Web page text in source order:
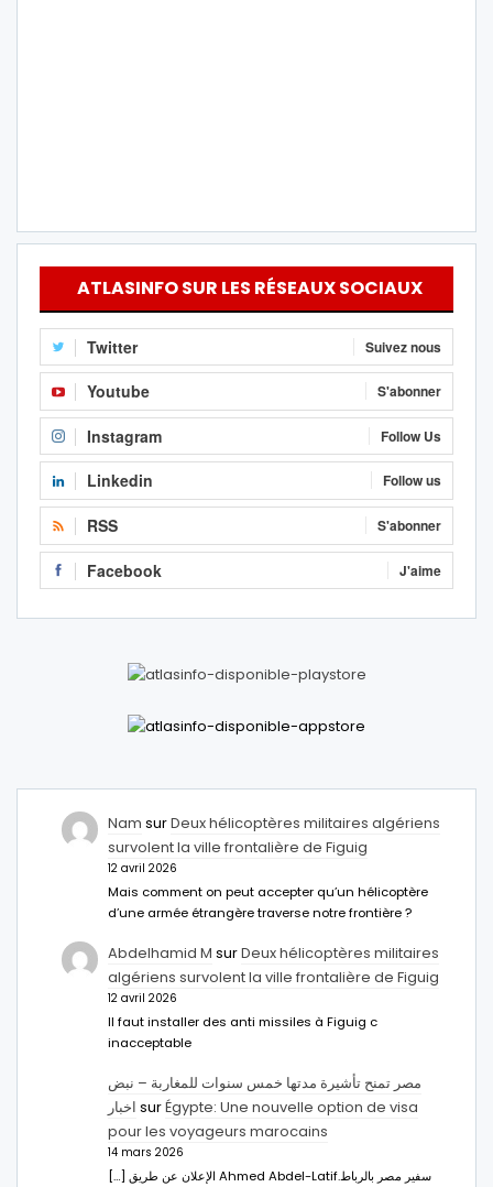
ATLASINFO SUR LES RÉSEAUX SOCIAUX
Twitter Suivez nous
Youtube S'abonner
Instagram Follow Us
Linkedin Follow us
RSS S'abonner
Facebook J'aime
Nam surDeux hélicoptères militaires algériens
survolent la ville frontalière de Figuig
12 avril 2026
Mais comment on peut accepter qu’un hélicoptère
d’une armée étrangère traverse notre frontière ?
Abdelhamid M surDeux hélicoptères militaires
algériens survolent la ville frontalière de Figuig
12 avril 2026
Il faut installer des anti missiles à Figuig c
inacceptable
مصر تمنح تأشيرة مدتها خمس سنوات للمغاربة – نبض
اخبار surÉgypte: Une nouvelle option de visa
pour les voyageurs marocains
14 mars 2026
[…] الإعلان عن طريق Ahmed Abdel-Latifسفير مصر بالرباط.